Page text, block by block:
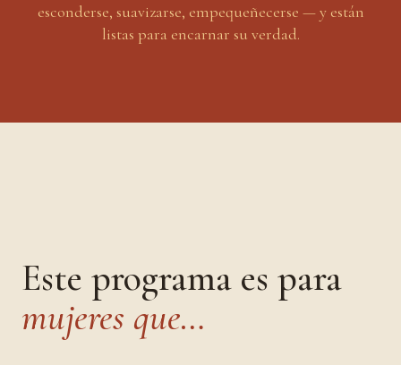
esconderse, suavizarse, empequeñecerse — y están
listas para encarnar su verdad.
Este programa es para
mujeres que…